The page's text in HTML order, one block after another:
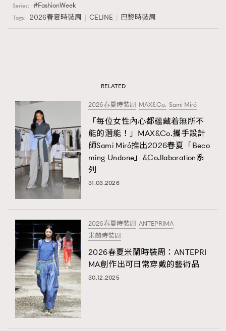
Series: FashionWeek
Tags: 2026春夏時裝周 CELINE 巴黎時裝周
RELATED
2026春夏時裝周 MAX&Co. Sami Miró
「每位女性內心都蘊藏着無所不
能的潛能！」MAX&Co.攜手設計
師Sami Miró推出2026春夏「Beco
ming Undone」&Co.llaboration系
列
31.03.2026
2026春夏時裝周 ANTEPRIMA
米蘭時裝周
2026春夏米蘭時裝周：ANTEPRI
MA創作出可日常穿戴的藝術品
30.12.2025